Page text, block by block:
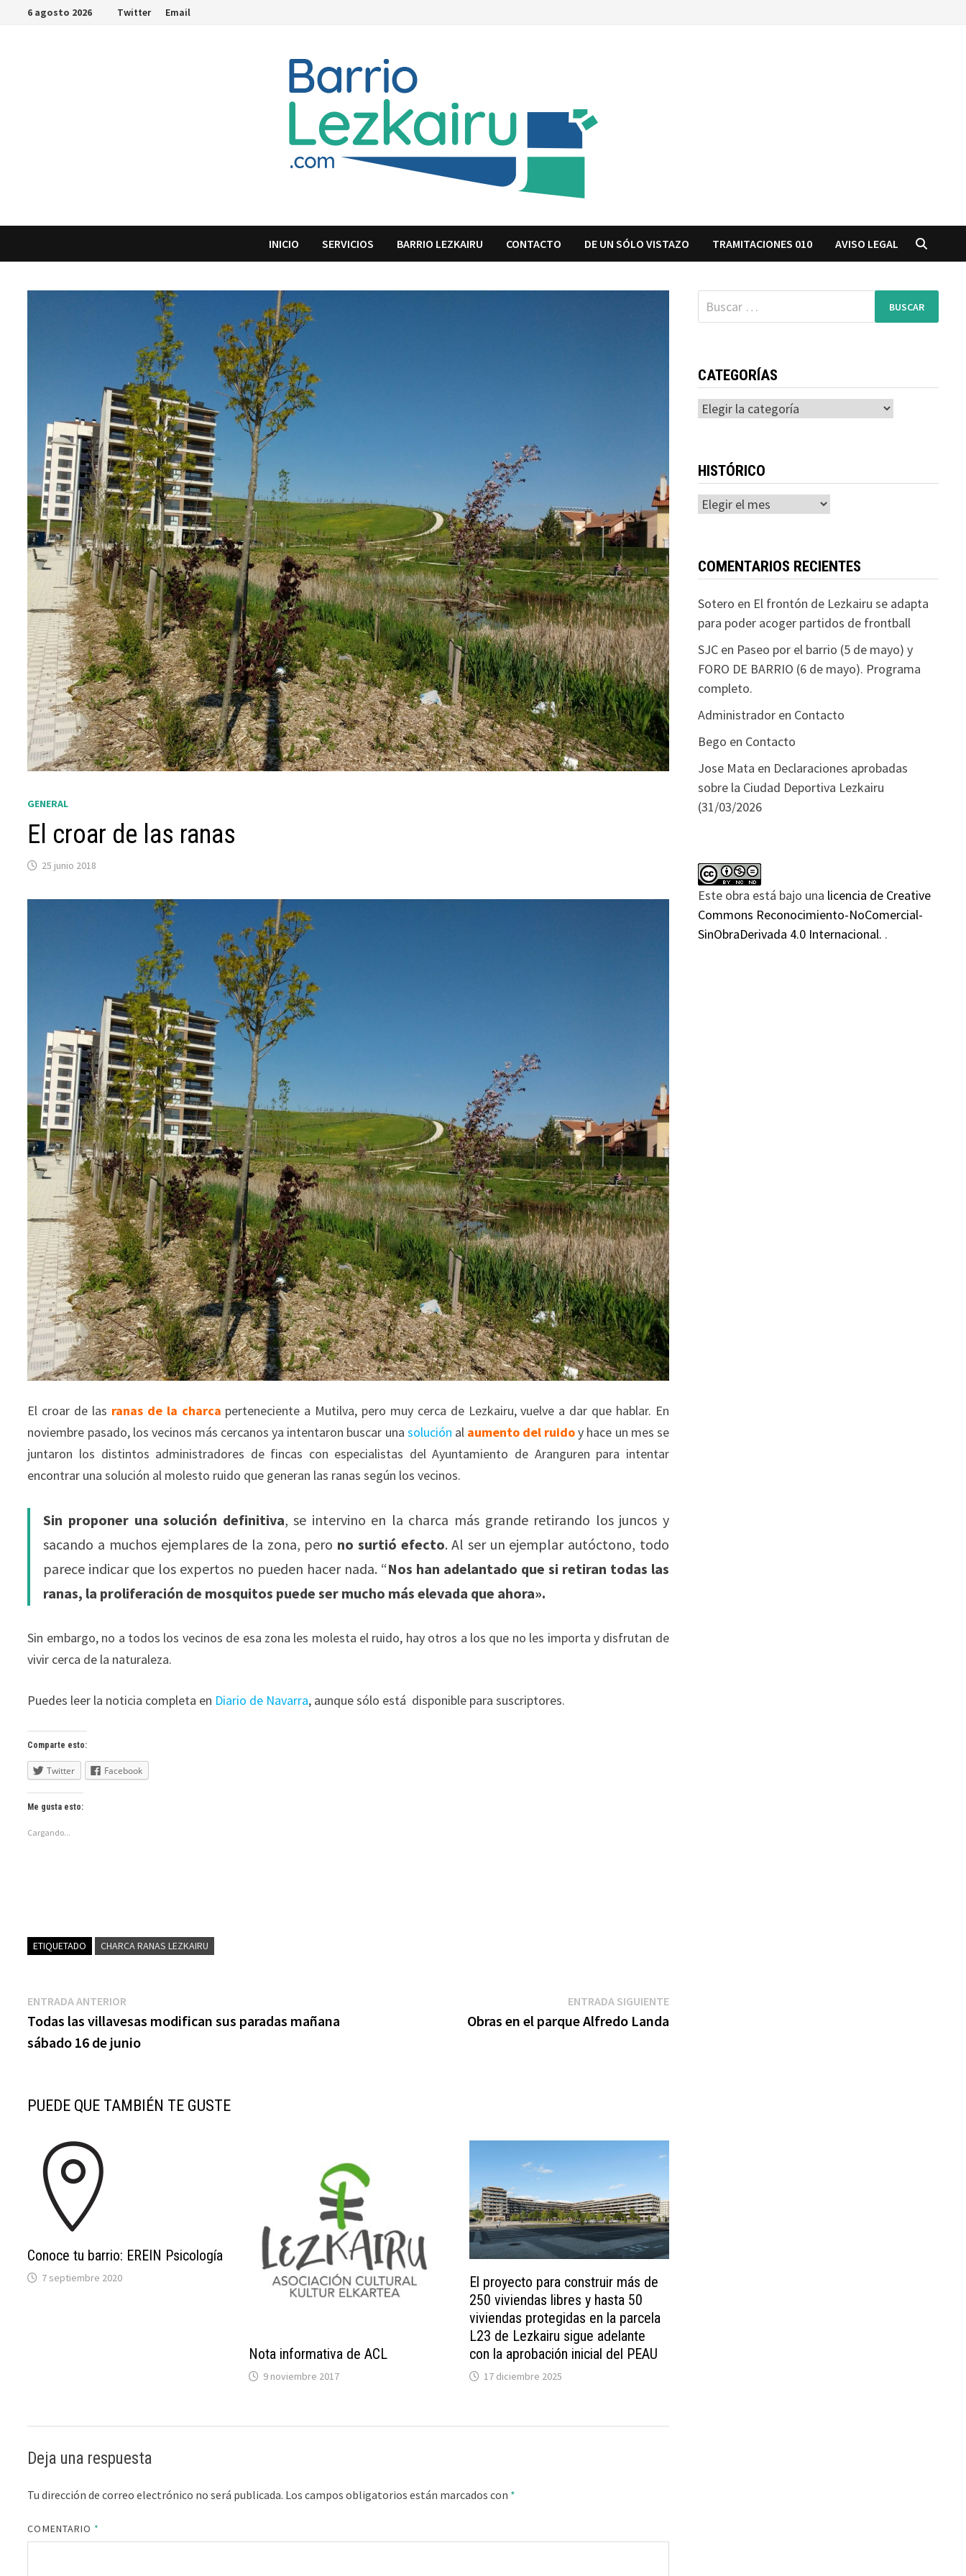
Saltar6 agosto 2026 Twitter Email
INICIO SERVICIOS BARRIO LEZKAIRU CONTACTO DE UN SÓLO VISTAZO TRAMITACIONES 010 AVISO LEGAL
GENERAL
El croar de las ranas
25 junio 2018
El croar de las ranas de la charca perteneciente a Mutilva, pero muy cerca de Lezkairu, vuelve a dar que hablar. En
noviembre pasado, los vecinos más cercanos ya intentaron buscar una solución al aumento del ruidoy hace un mes se
juntaron los distintos administradores de fincas con especialistas del Ayuntamiento de Aranguren para intentar
encontrar una solución al molesto ruido que generan las ranas según los vecinos.
Sin proponer una solución definitiva, se intervino en la charca más grande retirando los juncos y
sacando a muchos ejemplares de la zona, pero no surtió efecto. Al ser un ejemplar autóctono, todo
parece indicar que los expertos no pueden hacer nada. “Nos han adelantado que si retiran todas las
ranas, la proliferación de mosquitos puede ser mucho más elevada que ahora».
Sin embargo, no a todos los vecinos de esa zona les molesta el ruido, hay otros a los que no les importa y disfrutan de
vivir cerca de la naturaleza.
Puedes leer la noticia completa en Diario de Navarra, aunque sólo está disponible para suscriptores.
Comparte esto:
Twitter Facebook
Me gusta esto:
Cargando...
ETIQUETADO CHARCA RANAS LEZKAIRU
Navegación
de
ENTRADA ANTERIOR
anterior:
Todas las villavesas modifican sus paradas mañana
sábado 16 de junio
ENTRADA SIGUIENTEEntrada
siguiente:
Obras en el parque Alfredo Landa
PUEDE QUE TAMBIÉN TE GUSTE
Conoce tu barrio: EREIN Psicología
7 septiembre 2020
Nota informativa de ACL
9 noviembre 2017
El proyecto para construir más de
250 viviendas libres y hasta 50
viviendas protegidas en la parcela
L23 de Lezkairu sigue adelante
con la aprobación inicial del PEAU
17 diciembre 2025
Deja una respuesta
Tu dirección de correo electrónico no será publicada. Los campos obligatorios están marcados con *
COMENTARIO *
Buscar:
CATEGORÍAS
Categorías
HISTÓRICO
Histórico
COMENTARIOS RECIENTES
Sotero en El frontón de Lezkairu se adapta
para poder acoger partidos de frontball
SJCen Paseo por el barrio (5 de mayo) y
FORO DE BARRIO (6 de mayo). Programa
completo.
Administradoren Contacto
Bego en Contacto
Jose Mata en Declaraciones aprobadas
sobre la Ciudad Deportiva Lezkairu
(31/03/2026
Este obra está bajo una licencia de Creative
Commons Reconocimiento-NoComercial-
SinObraDerivada 4.0 Internacional. .